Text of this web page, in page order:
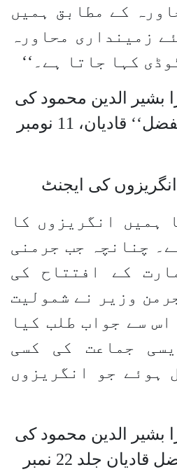
کے مطابق ہمیں
زمینداری محاورہ
کہا جاتا ہے۔‘‘
بشیر الدین محمود کی
تقریر، روزنامہ ’’الفضل‘‘ قادیان، 11 نومبر
کی ایجنٹ
انگریزوں کا
چنانچہ جب جرمنی
کے افتتاح کی
وزیر نے شمولیت
سے جواب طلب کیا
جماعت کی کسی
ہوئے جو انگریزوں
بشیر الدین محمود کی
تقریر، روزنامہ الفضل قادیان جلد 22 نمبر